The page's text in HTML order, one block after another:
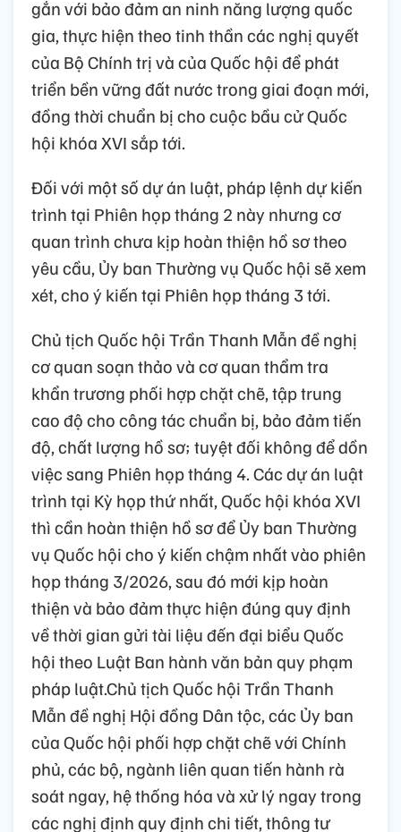
gắn với bảo đảm an ninh năng lượng quốc
gia, thực hiện theo tinh thần các nghị quyết
của Bộ Chính trị và của Quốc hội để phát
triển bền vững đất nước trong giai đoạn mới,
đồng thời chuẩn bị cho cuộc bầu cử Quốc
hội khóa XVI sắp tới.
Đối với một số dự án luật, pháp lệnh dự kiến
trình tại Phiên họp tháng 2 này nhưng cơ
quan trình chưa kịp hoàn thiện hồ sơ theo
yêu cầu, Ủy ban Thường vụ Quốc hội sẽ xem
xét, cho ý kiến tại Phiên họp tháng 3 tới.
Chủ tịch Quốc hội Trần Thanh Mẫn đề nghị
cơ quan soạn thảo và cơ quan thẩm tra
khẩn trương phối hợp chặt chẽ, tập trung
cao độ cho công tác chuẩn bị, bảo đảm tiến
độ, chất lượng hồ sơ; tuyệt đối không để dồn
việc sang Phiên họp tháng 4. Các dự án luật
trình tại Kỳ họp thứ nhất, Quốc hội khóa XVI
thì cần hoàn thiện hồ sơ để Ủy ban Thường
vụ Quốc hội cho ý kiến chậm nhất vào phiên
họp tháng 3/2026, sau đó mới kịp hoàn
thiện và bảo đảm thực hiện đúng quy định
về thời gian gửi tài liệu đến đại biểu Quốc
hội theo Luật Ban hành văn bản quy phạm
pháp luật.Chủ tịch Quốc hội Trần Thanh
Mẫn đề nghị Hội đồng Dân tộc, các Ủy ban
của Quốc hội phối hợp chặt chẽ với Chính
phủ, các bộ, ngành liên quan tiến hành rà
soát ngay, hệ thống hóa và xử lý ngay trong
các nghị định quy định chi tiết, thông tư